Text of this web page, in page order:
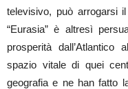
televisivo, può arrogarsi
“Eurasia” è altresì
prosperità
spazio vitale di quei
geografia e ne han fatto